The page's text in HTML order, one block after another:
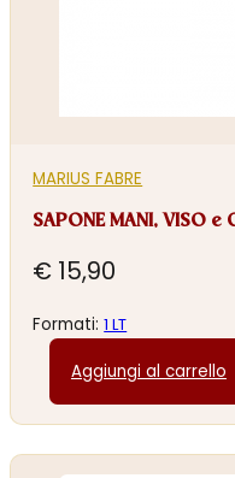
MARIUS FABRE
SAPONE MANI, VISO e
€ 15,90
Formati:1 LT
Aggiungi al carrello